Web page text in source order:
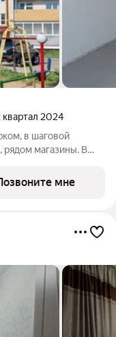
квартал 2024
в шаговой
рядом магазины. В
электропроводка
мне